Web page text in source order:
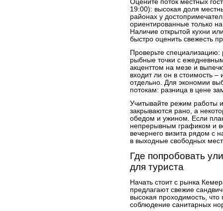
Оцените поток местных
19:00): высокая доля
районах у
ориентированные только
Наличие открытой кухни
быстро оценить свежесть
Проверьте
рыбные точки с
акценттом на мезе и
входит ли он в стоимость –
отдельно. Для экономии
потокам: разница в цене
Учитывайте режим работы
закрываются рано, а
обедом и ужином. Если
непрерывным графиком и
вечернего визита рядом с
в выходные свободных
Где попробовать
для туриста
Начать стоит с рынка
предлагают свежие
высокая проходимость, что
соблюдение санитарных